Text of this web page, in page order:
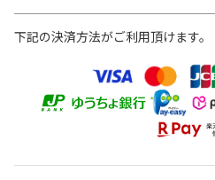
下記の決済方法がご利用頂けます。